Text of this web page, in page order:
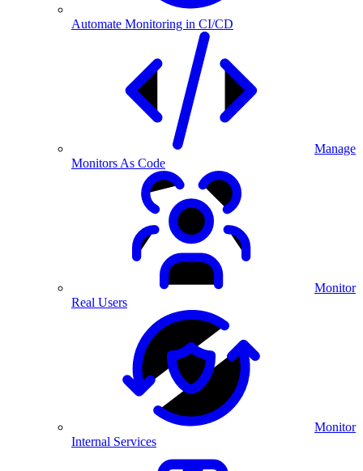
Automate Monitoring in CI/CD
Manage
Monitors As Code
Monitor
Real Users
Monitor
Internal Services